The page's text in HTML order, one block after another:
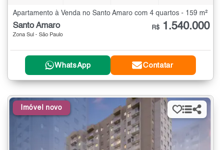
Apartamento à Venda no Santo Amaro com 4 quartos - 159 m²
Santo Amaro
Zona Sul - São Paulo
R$ 1.540.000
WhatsApp Contatar
Imóvel novo